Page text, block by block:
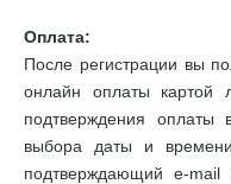
Оплата:
После регистрации вы
онлайн оплаты картой
подтверждения оплаты
выбора даты и
подтверждающий e-